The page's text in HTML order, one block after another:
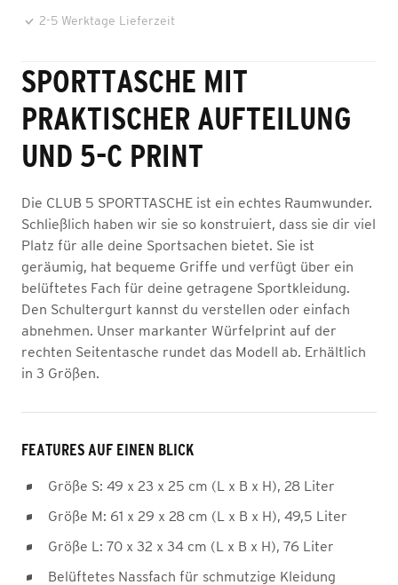
2-5 Werktage Lieferzeit
SPORTTASCHE MIT
PRAKTISCHER AUFTEILUNG
UND 5-C PRINT
Die CLUB 5 SPORTTASCHE ist ein echtes Raumwunder.
Schließlich haben wir sie so konstruiert, dass sie dir viel
Platz für alle deine Sportsachen bietet. Sie ist
geräumig, hat bequeme Griffe und verfügt über ein
belüftetes Fach für deine getragene Sportkleidung.
Den Schultergurt kannst du verstellen oder einfach
abnehmen. Unser markanter Würfelprint auf der
rechten Seitentasche rundet das Modell ab. Erhältlich
in 3 Größen.
FEATURES AUF EINEN BLICK
Größe S: 49 x 23 x 25 cm (L x B x H), 28 Liter
Größe M: 61 x 29 x 28 cm (L x B x H), 49,5 Liter
Größe L: 70 x 32 x 34 cm (L x B x H), 76 Liter
Belüftetes Nassfach für schmutzige Kleidung